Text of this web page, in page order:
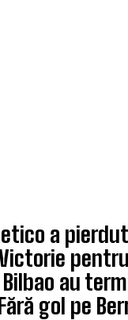
a
au
gol pe